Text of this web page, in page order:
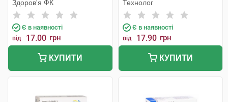
Здоров'я ФК
Є в наявності
від 17.00 грн
КУПИТИ
Технолог
Є в наявності
від 17.90 грн
КУПИТИ